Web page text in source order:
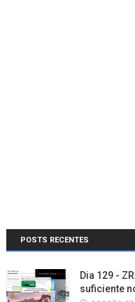
POSTS RECENTES
Dia 129 -
suficiente